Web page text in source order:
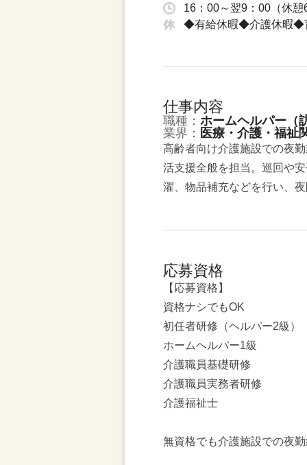
16：00～翌9：00（休
◆有給休暇◆介護休暇◆
仕事内容
職種： ホームヘルパー（
業界： 医療・介護・福祉
高齢者向け介護施設での夜
活支援全般を担当。巡回や
濯、物品補充などを行い、
応募資格
【応募資格】
資格ナシでもOK
初任者研修（ヘルパー2級）
ホームヘルパー1級
介護職員基礎研修
介護職員実務者研修
介護福祉士
無資格でも介護施設での夜